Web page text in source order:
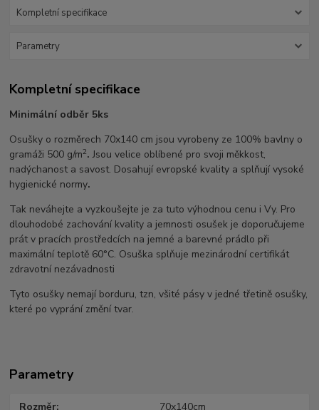
Kompletní specifikace
Parametry
Kompletní specifikace
Minimální odběr 5ks
Osušky o rozměrech 70x140 cm jsou vyrobeny ze 100% bavlny o
gramáži 500 g/m2.Jsou velice oblíbené pro svoji měkkost,
nadýchanost a savost. Dosahují evropské kvality a splňují vysoké
hygienické normy.
Tak neváhejte a vyzkoušejte je za tuto výhodnou cenu i Vy. Pro
dlouhodobé zachování kvality a jemnosti osušek je doporučujeme
prát v pracích prostředcích na jemné a barevné prádlo při
maximální teplotě 60°C. Osuška splňuje mezinárodní certifikát
zdravotní nezávadnosti
Tyto osušky nemají borduru, tzn, všité pásy v jedné třetině osušky,
které po vyprání změní tvar.
Parametry
Rozměr 70x140cm